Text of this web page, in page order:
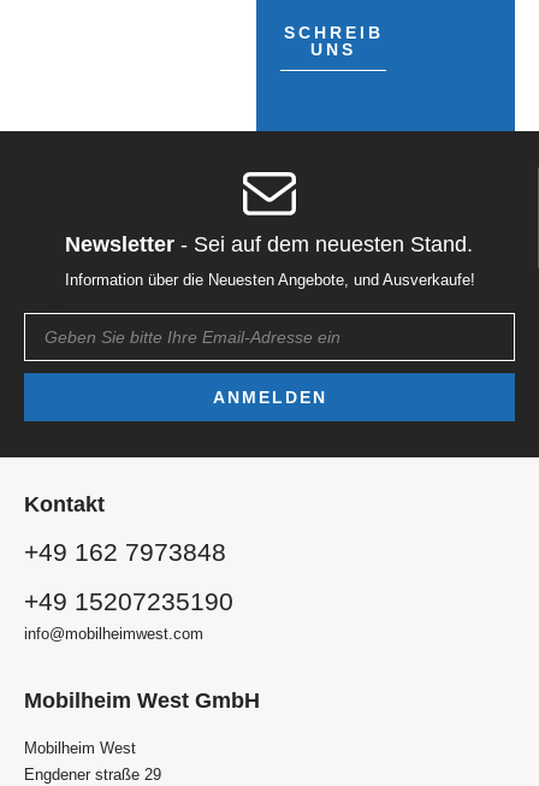
SCHREIB
UNS
Newsletter - Sei auf dem neuesten Stand.
Information über die Neuesten Angebote, und Ausverkaufe!
ANMELDEN
Kontakt
+49 162 7973848
+49 15207235190
info@mobilheimwest.com
Mobilheim West GmbH
Mobilheim West
Engdener straße 29